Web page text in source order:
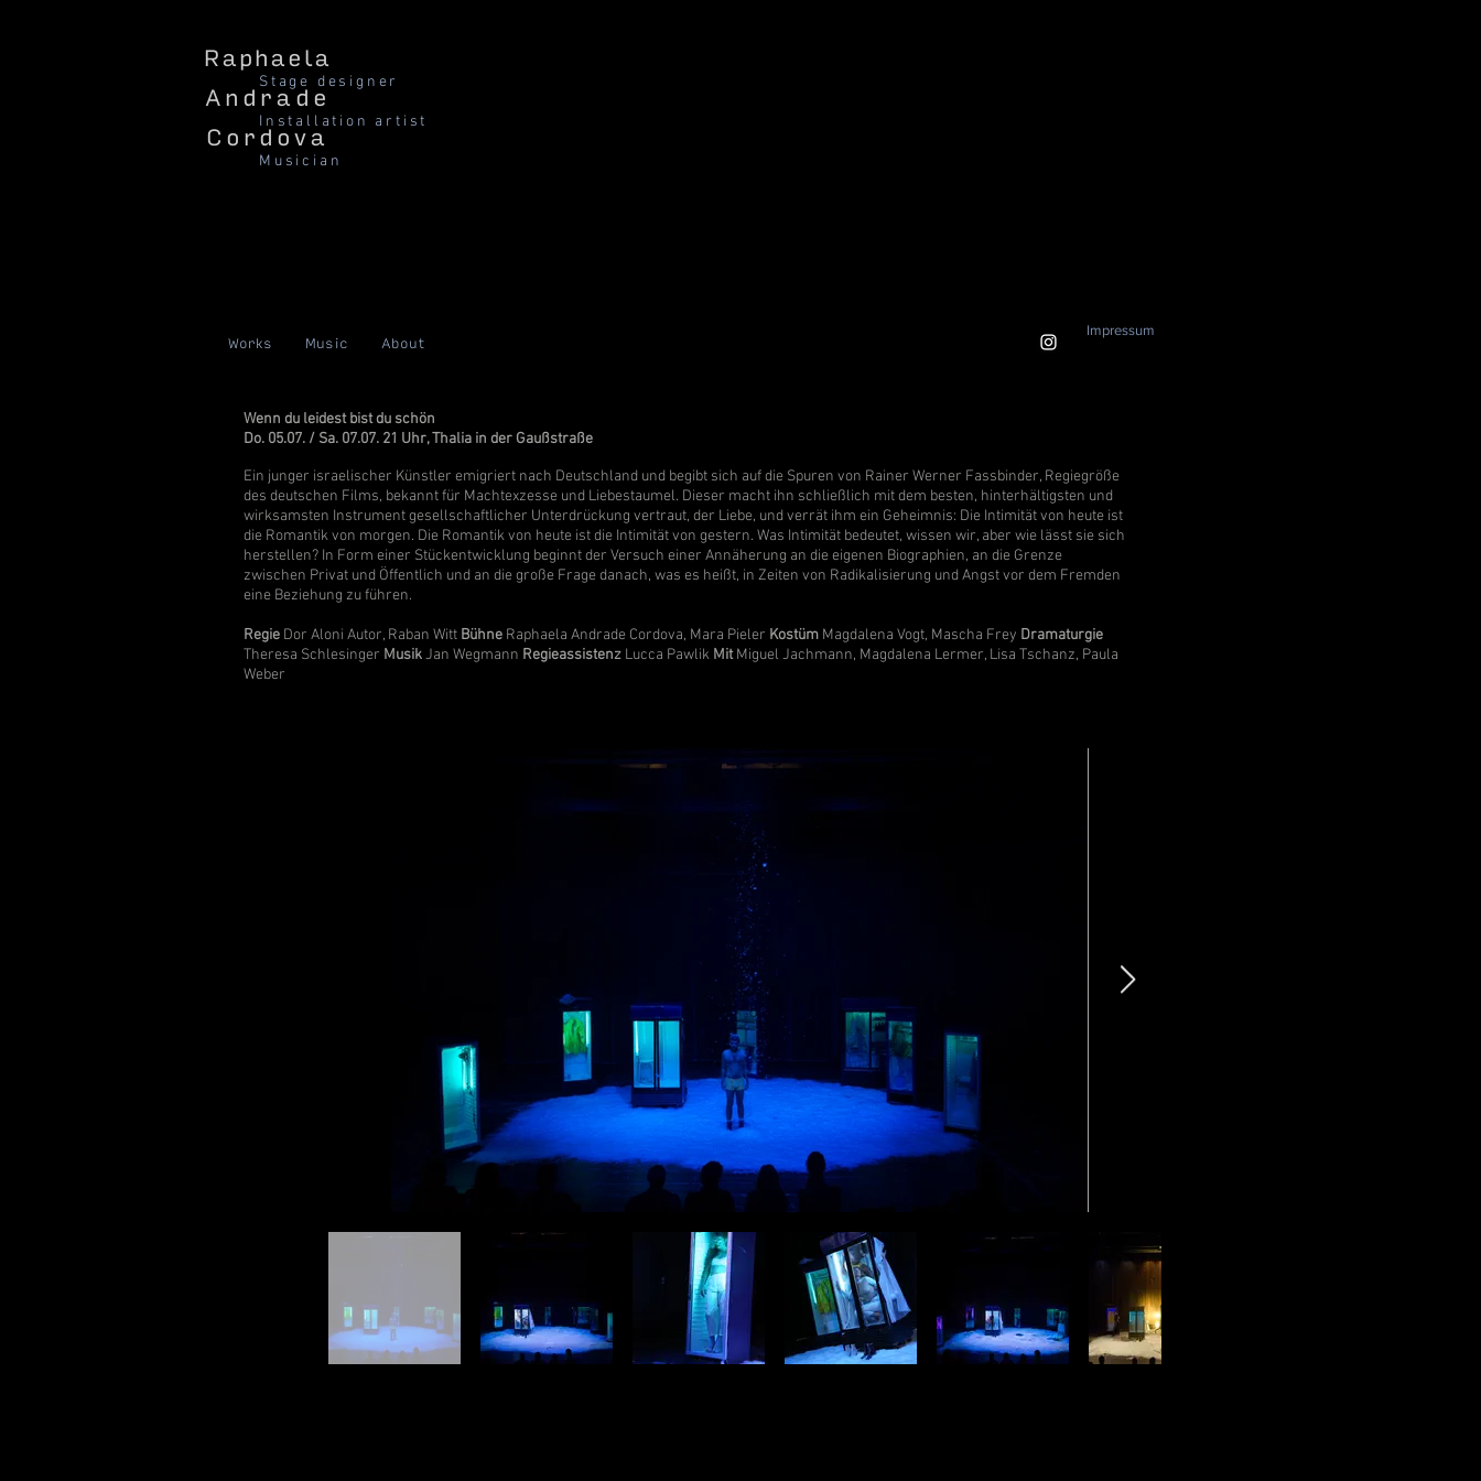
Raphaela
Andrade
Cordova
Stage designer
Installation artist
Musician
Works Music About
Impressum
Wenn du leidest bist du schön
Do. 05.07. / Sa. 07.07. 21 Uhr, Thalia in der Gaußstraße
Ein junger israelischer Künstler emigriert nach Deutschland und begibt sich auf die Spuren von Rainer Werner Fassbinder, Regiegröße
des deutschen Films, bekannt für Machtexzesse und Liebestaumel. Dieser macht ihn schließlich mit dem besten, hinterhältigsten und
wirksamsten Instrument gesellschaftlicher Unterdrückung vertraut, der Liebe, und verrät ihm ein Geheimnis: Die Intimität von heute ist
die Romantik von morgen. Die Romantik von heute ist die Intimität von gestern. Was Intimität bedeutet, wissen wir, aber wie lässt sie sich
herstellen? In Form einer Stückentwicklung beginnt der Versuch einer Annäherung an die eigenen Biographien, an die Grenze
zwischen Privat und Öffentlich und an die große Frage danach, was es heißt, in Zeiten von Radikalisierung und Angst vor dem Fremden
eine Beziehung zu führen.
Regie Dor Aloni Autor, Raban Witt Bühne Raphaela Andrade Cordova, Mara Pieler Kostüm Magdalena Vogt, Mascha Frey Dramaturgie
Theresa Schlesinger MusikJan Wegmann Regieassistenz Lucca Pawlik MitMiguel Jachmann, Magdalena Lermer, Lisa Tschanz, Paula
Weber